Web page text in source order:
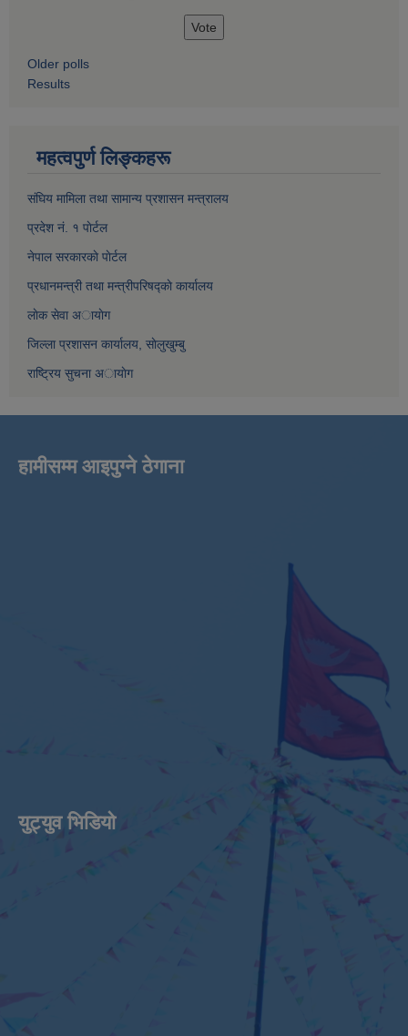
Older polls
Results
महत्वपुर्ण लिङ्कहरू
संघिय मामिला तथा सामान्य प्रशासन मन्त्रालय
प्रदेश नं. १ पाेर्टल
नेपाल सरकारकाे पाेर्टल
प्रधानमन्त्री तथा मन्त्रीपरिषद्काे कार्यालय
लाेक सेवा अायाेग
जिल्ला प्रशासन कार्यालय, साेलुखुम्बु
राष्ट्रिय सुचना अायाेग
हामीसम्म आइपुग्ने ठेगाना
युट्युव भिडियाे